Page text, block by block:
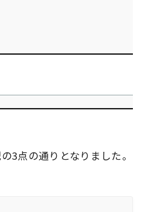
3点の通りとなりました。